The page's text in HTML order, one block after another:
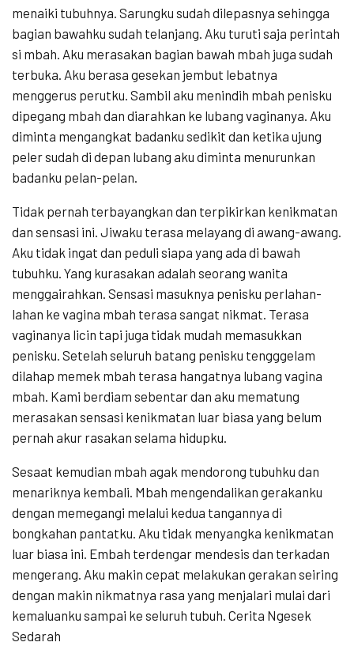
menaiki tubuhnya. Sarungku sudah dilepasnya sehingga
bagian bawahku sudah telanjang. Aku turuti saja perintah
si mbah. Aku merasakan bagian bawah mbah juga sudah
terbuka. Aku berasa gesekan jembut lebatnya
menggerus perutku. Sambil aku menindih mbah penisku
dipegang mbah dan diarahkan ke lubang vaginanya. Aku
diminta mengangkat badanku sedikit dan ketika ujung
peler sudah di depan lubang aku diminta menurunkan
badanku pelan-pelan.
Tidak pernah terbayangkan dan terpikirkan kenikmatan
dan sensasi ini. Jiwaku terasa melayang di awang-awang.
Aku tidak ingat dan peduli siapa yang ada di bawah
tubuhku. Yang kurasakan adalah seorang wanita
menggairahkan. Sensasi masuknya penisku perlahan-
lahan ke vagina mbah terasa sangat nikmat. Terasa
vaginanya licin tapi juga tidak mudah memasukkan
penisku. Setelah seluruh batang penisku tengggelam
dilahap memek mbah terasa hangatnya lubang vagina
mbah. Kami berdiam sebentar dan aku mematung
merasakan sensasi kenikmatan luar biasa yang belum
pernah akur rasakan selama hidupku.
Sesaat kemudian mbah agak mendorong tubuhku dan
menariknya kembali. Mbah mengendalikan gerakanku
dengan memegangi melalui kedua tangannya di
bongkahan pantatku. Aku tidak menyangka kenikmatan
luar biasa ini. Embah terdengar mendesis dan terkadan
mengerang. Aku makin cepat melakukan gerakan seiring
dengan makin nikmatnya rasa yang menjalari mulai dari
kemaluanku sampai ke seluruh tubuh. Cerita Ngesek
Sedarah